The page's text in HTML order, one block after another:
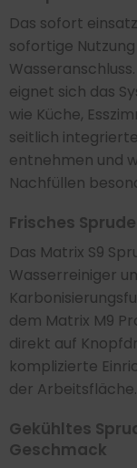
Das sofort
sofortige
eignet sich das
wie Küche,
seitlich
entnehmen und
Nachfüllen
Frisches
Das Matrix S9
Wasserreiniger
dem Matrix M9
direkt auf
komplizierte
der Arbeitsfläche.
Gekühltes
Geschmack